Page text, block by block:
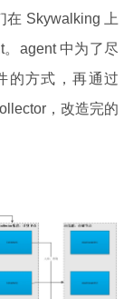
在 Skywalking 上
agent 中为了尽
的方式，再通过
，改造完的